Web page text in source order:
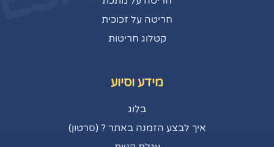
חריטה על זכוכית
קטלוג חריטות
מידע וסיוע
בלוג
איך לבצע הזמנה באתר ? (סרטון)